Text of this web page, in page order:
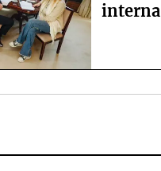
interna